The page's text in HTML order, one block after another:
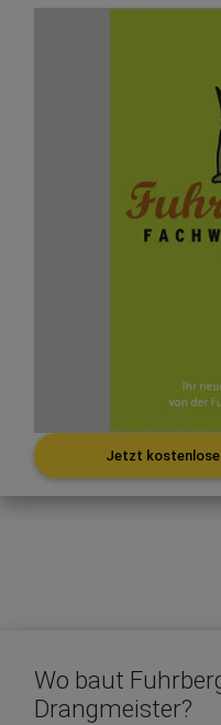
Jetzt
Wo baut
Drangmeister?